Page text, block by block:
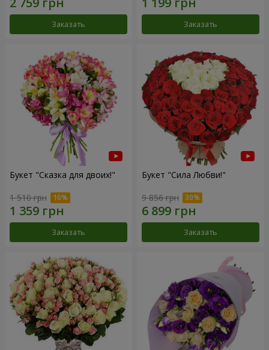
Заказать Заказать
Букет "Сказка для двоих!"
1 510 грн
Заказать
Букет "Сила Любви!"
9 856 грн
Заказать